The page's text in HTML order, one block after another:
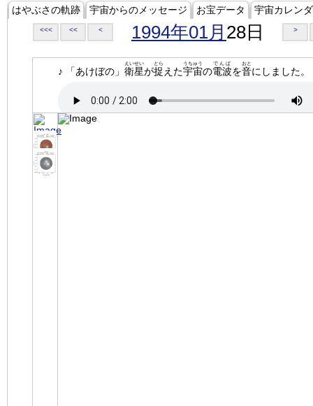
はやぶさの軌跡 宇宙からのメッセージ お宝データ 宇宙カレン
<<< << < 1994年01月 28日 >
♪ 「あけぼの」 衛星
えいせい
が捉
とら
えた宇宙
うちゅう
の電波
でんぱ
を音
おと
にしました。